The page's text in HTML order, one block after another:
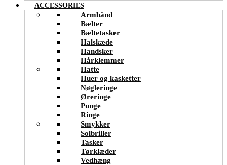
ACCESSORIES
Armbånd
Bælter
Bæltetasker
Halskæde
Handsker
Hårklemmer
Hatte
Huer og kasketter
Nøgleringe
Øreringe
Punge
Ringe
Smykker
Solbriller
Tasker
Tørklæder
Vedhæng